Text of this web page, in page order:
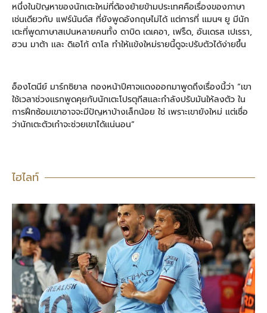
หนึ่งในปัญหาของนักเตะใหม่ที่ต้องย้ายข้ามประเทศคือเรื่องของภาษา
เช่นเดียวกับ แฟร์นันด์ส ที่ยังพูดอังกฤษไม่ได้ เเต่การที่ เเมนฯ ยู มีนัก
เตะที่พูดภาษาสเปนหลายคนทั้ง ดาบิด เดเคอา, เฟร็ด, อันเดรส เปเรรา,
ฮวน มาต้า เเละ ดิเอโก้ ดาโล ทำให้เเข้งใหม่รายนี้ดูจะปรับตัวได้ง่ายขึ้น
อ็องโตนีย์ มาร์กซิยาล กองหน้าปีศาจเเดงออกมาพูดถึงเรื่องนี้ว่า “เขา
ใช้เวลาช่วงเเรกพูดคุยกับนักเตะโปรตุกีสเเละกำลังปรับมันให้ลงตัว ใน
การฝึกซ้อมเขาอาจจะมีปัญหาบ้างเล็กน้อย ใช่ เพราะเขายังใหม่ เเต่เชื่อ
ว่านักเตะตัวเก๋าจะช่วยเขาได้เเน่นอน”
ไฮไลท์